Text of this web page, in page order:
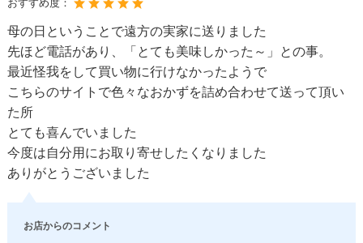
おすすめ度：
母の日ということで遠方の実家に送りました
先ほど電話があり、「とても美味しかった～」との事。
最近怪我をして買い物に行けなかったようで
こちらのサイトで色々なおかずを詰め合わせて送って頂い
た所
とても喜んでいました
今度は自分用にお取り寄せしたくなりました
ありがとうございました
お店からのコメント